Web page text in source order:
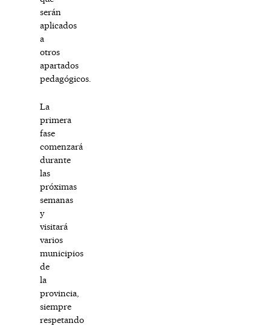
serán
aplicados
a
otros
apartados
pedagógicos.
La
primera
fase
comenzará
durante
las
próximas
semanas
y
visitará
varios
municipios
de
la
provincia,
siempre
respetando